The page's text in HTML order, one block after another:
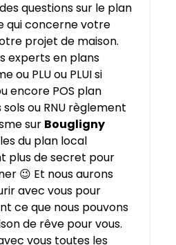
questions sur le plan
qui concerne votre
projet de maison.
experts en plans
ou PLU ou PLUI si
encore POS plan
ou RNU règlement
sur Bougligny
du plan local
plus de secret pour
😉 Et nous aurons
avec vous pour
ce que nous pouvons
de rêve pour vous.
vous toutes les